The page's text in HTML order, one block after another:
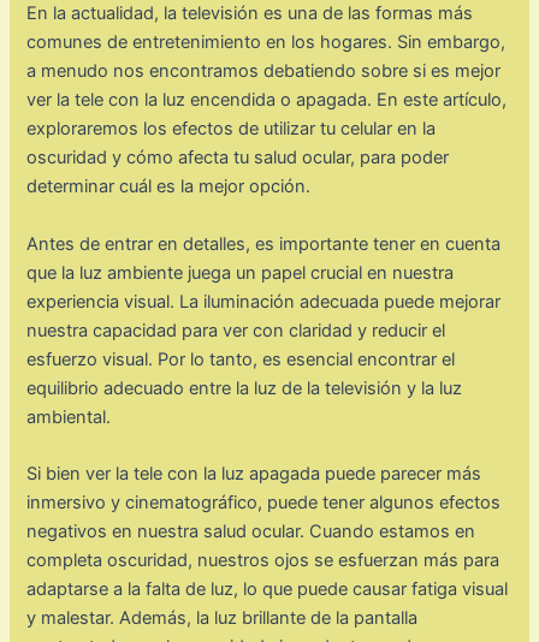
En la actualidad, la televisión es una de las formas más
comunes de entretenimiento en los hogares. Sin embargo,
a menudo nos encontramos debatiendo sobre si es mejor
ver la tele con la luz encendida o apagada. En este artículo,
exploraremos los efectos de utilizar tu celular en la
oscuridad y cómo afecta tu salud ocular, para poder
determinar cuál es la mejor opción.
Antes de entrar en detalles, es importante tener en cuenta
que la luz ambiente juega un papel crucial en nuestra
experiencia visual. La iluminación adecuada puede mejorar
nuestra capacidad para ver con claridad y reducir el
esfuerzo visual. Por lo tanto, es esencial encontrar el
equilibrio adecuado entre la luz de la televisión y la luz
ambiental.
Si bien ver la tele con la luz apagada puede parecer más
inmersivo y cinematográfico, puede tener algunos efectos
negativos en nuestra salud ocular. Cuando estamos en
completa oscuridad, nuestros ojos se esfuerzan más para
adaptarse a la falta de luz, lo que puede causar fatiga visual
y malestar. Además, la luz brillante de la pantalla